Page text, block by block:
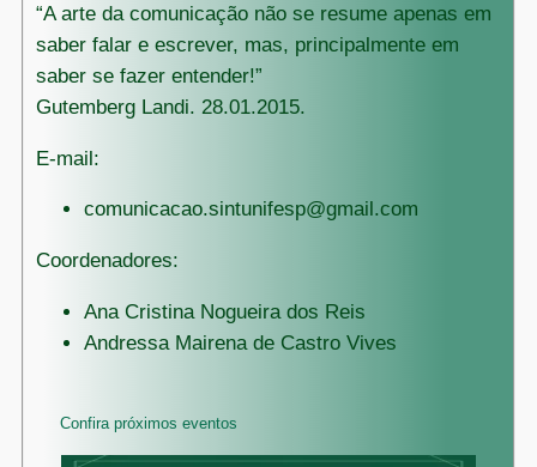
“A arte da comunicação não se resume apenas em
saber falar e escrever, mas, principalmente em
saber se fazer entender!”
Gutemberg Landi. 28.01.2015.
E-mail:
comunicacao.sintunifesp@gmail.com
Coordenadores:
Ana Cristina Nogueira dos Reis
Andressa Mairena de Castro Vives
Confira próximos eventos